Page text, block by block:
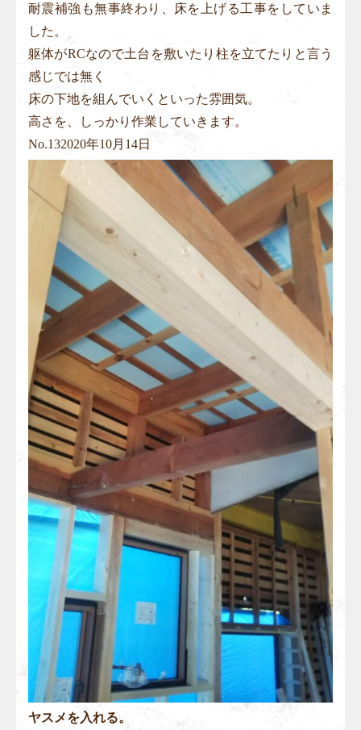
耐震補強も無事終わり、床を上げる工事をしていま
した。
躯体がRCなので土台を敷いたり柱を立てたりと言う
感じでは無く
床の下地を組んでいくといった雰囲気。
高さを、しっかり作業していきます。
No.132020年10月14日
ヤスメを入れる。